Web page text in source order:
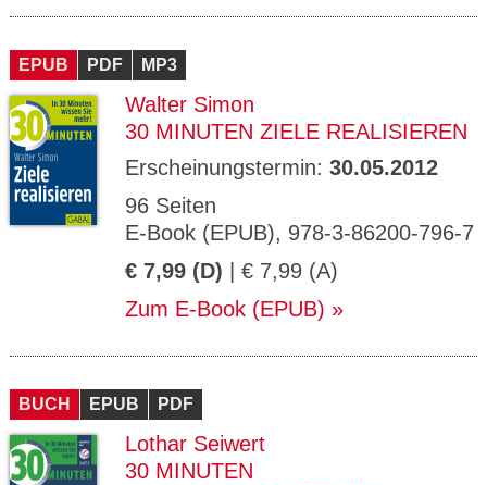
EPUB PDF MP3
Walter Simon
30 MINUTEN ZIELE REALISIEREN
Erscheinungstermin: 30.05.2012
96 Seiten
E-Book (EPUB), 978-3-86200-796-7
€ 7,99 (D) | € 7,99 (A)
Zum E-Book (EPUB)
BUCH EPUB PDF
Lothar Seiwert
30 MINUTEN